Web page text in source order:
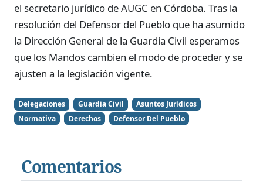
el secretario jurídico de AUGC en Córdoba. Tras la
resolución del Defensor del Pueblo que ha asumido
la Dirección General de la Guardia Civil esperamos
que los Mandos cambien el modo de proceder y se
ajusten a la legislación vigente.
Delegaciones Guardia Civil
Asuntos Jurídicos
Normativa
Derechos Defensor Del Pueblo
Comentarios